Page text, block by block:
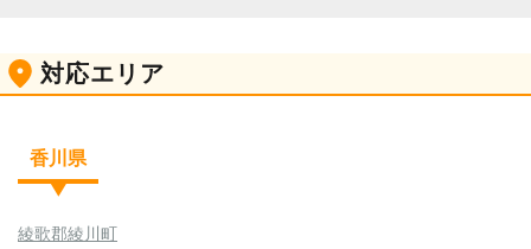
もございますが、事前にお客様に確認をしてから作業は行
います。
対応エリア
香川県
綾歌郡綾川町